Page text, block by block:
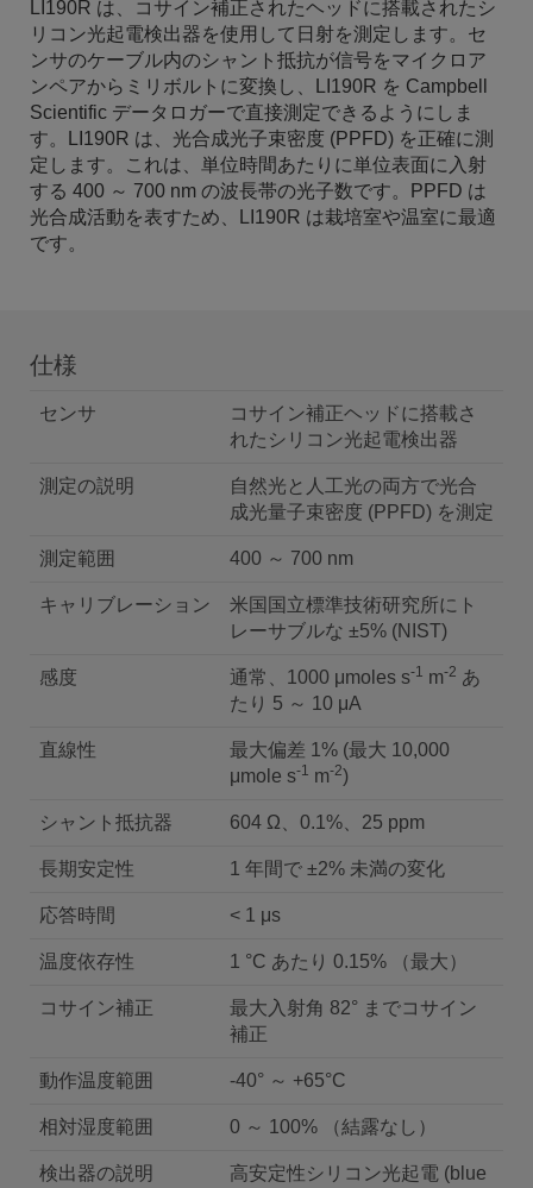
LI190R は、コサイン補正されたヘッドに搭載されたシ
リコン光起電検出器を使用して日射を測定します。セ
ンサのケーブル内のシャント抵抗が信号をマイクロア
ンペアからミリボルトに変換し、LI190R を Campbell
Scientific データロガーで直接測定できるようにしま
す。LI190R は、光合成光子束密度 (PPFD) を正確に測
定します。これは、単位時間あたりに単位表面に入射
する 400 ～ 700 nm の波長帯の光子数です。PPFD は
光合成活動を表すため、LI190R は栽培室や温室に最適
です。
仕様
センサ
コサイン補正ヘッドに搭載さ
れたシリコン光起電検出器
測定の説明
自然光と人工光の両方で光合
成光量子束密度 (PPFD) を測定
測定範囲 400 ～ 700 nm
キャリブレーション
米国国立標準技術研究所にト
レーサブルな ±5% (NIST)
感度 通常、1000 μmoles s-1 m-2 あ
たり 5 ～ 10 μA
直線性
最大偏差 1% (最大 10,000
μmole s-1 m-2)
シャント抵抗器 604 Ω、0.1%、25 ppm
長期安定性 1 年間で ±2% 未満の変化
応答時間 < 1 μs
温度依存性 1 °C あたり 0.15% （最大）
コサイン補正
最大入射角 82° までコサイン
補正
動作温度範囲 -40° ～ +65°C
相対湿度範囲 0 ～ 100% （結露なし）
検出器の説明
高安定性シリコン光起電 (blue